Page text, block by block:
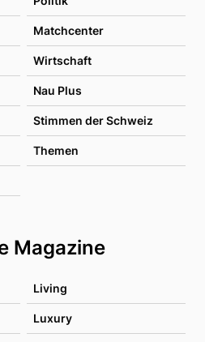
Matchcenter
Wirtschaft
Nau Plus
Stimmen der Schweiz
Themen
Magazine
Living
Luxury